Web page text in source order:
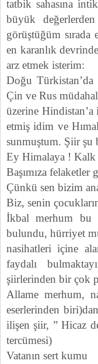
tatbik sahasına
büyük
görüştüğüm
en karanlık
arz etmek isterim:
Doğu Türkistan’da
Çin ve Rus
üzerine
etmiş idim ve
sunmuştum. Şiir şu
Ey Himalaya ! Kalk
Başımıza felaketler
Çünkü sen bizim
Biz, senin
İkbal merhum bu
bulundu, hürriyet
nasihatleri içine
faydalı
şiirlerinden bir çok
Allame merhum,
eserlerinden
ilişen şiir, ” Hicaz
tercümesi)
Vatanın sert kumu